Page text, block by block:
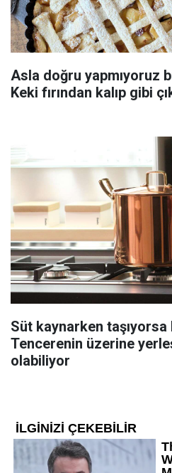
Asla doğru yapmıyoruz
Keki fırından kalıp gibi
Süt kaynarken
Tencerenin üzerine
olabiliyor